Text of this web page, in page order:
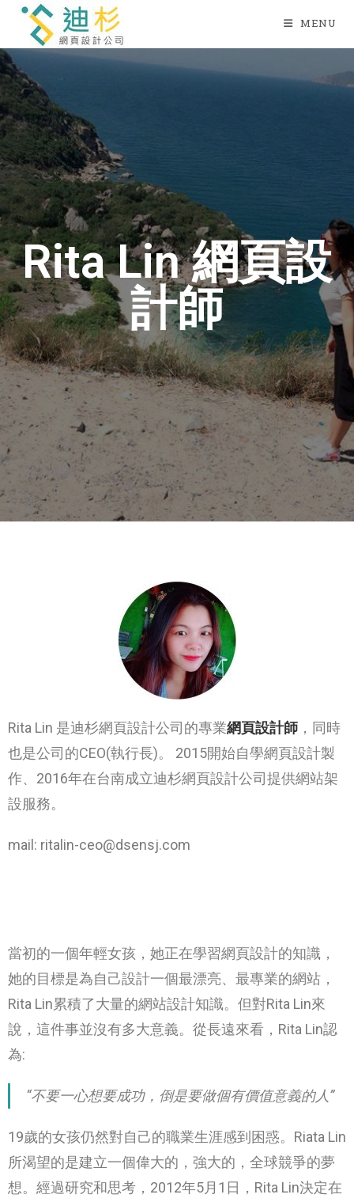
MENU
Rita Lin 網頁設
計師
Rita Lin 是迪杉網頁設計公司的專業網頁設計師 ，同時
也是公司的CEO(執行長)。
2015開始自學網頁設計製
作、2016年在台南成立迪杉網頁設計公司提供網站架
設服務。
mail: ritalin-ceo@dsensj.com
當初的一個年輕女孩，她正在學習網頁設計的知識，
她的目標是為自己設計一個最漂亮、最專業的網站，
Rita Lin累積了大量的網站設計知識。但對Rita Lin來
說，這件事並沒有多大意義。從長遠來看，Rita Lin認
為:
“不要一心想要成功，倒是要做個有價值意義的人”
19歲的女孩仍然對自己的職業生涯感到困惑。Riata Lin
所渴望的是建立一個偉大的，強大的，全球競爭的夢
想。經過研究和思考，2012年5月1日，Rita Lin決定在